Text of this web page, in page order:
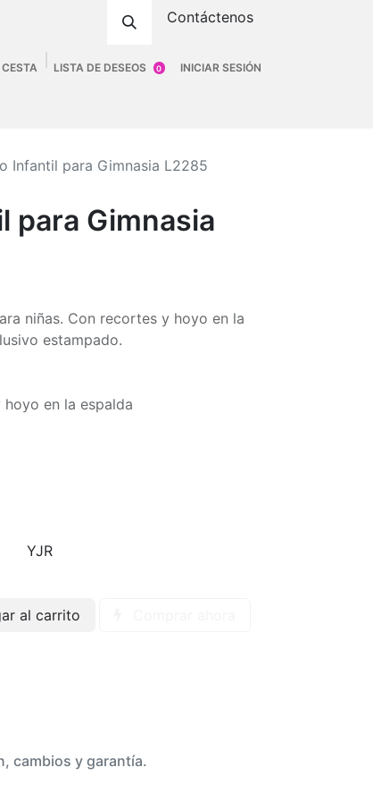
Contáctenos
CESTA 0
LISTA DE DESEOS INICIAR SESIÓN
Infantil para Gimnasia L2285
para Gimnasia
niñas. Con recortes y hoyo en la
estampado.
en la espalda
YJR
al carrito
cambios y garantía.